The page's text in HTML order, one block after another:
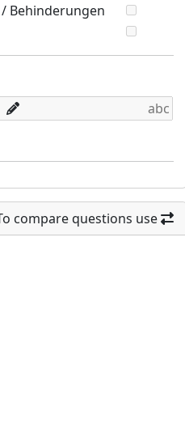
Behinderungen
compare questions use